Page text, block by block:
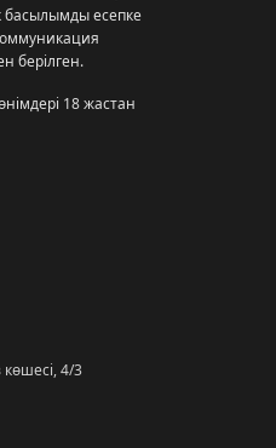
басылымды есепке
берілген.
18 жастан
көшесі, 4/3